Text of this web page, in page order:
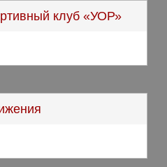
клуб «УОР»